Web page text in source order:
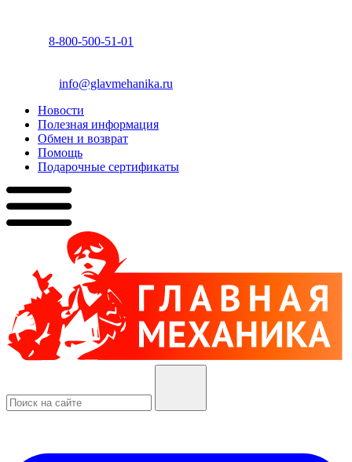
8-800-500-51-01
info@glavmehanika.ru
Новости
Полезная информация
Обмен и возврат
Помощь
Подарочные сертификаты